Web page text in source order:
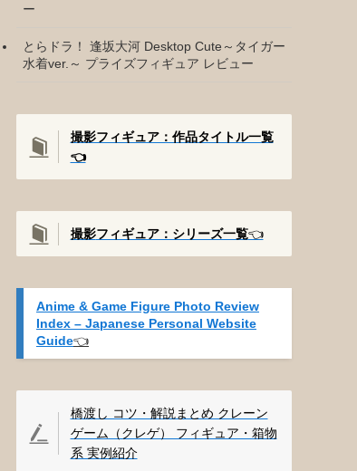
ー
とらドラ！ 逢坂大河 Desktop Cute～タイガー
水着ver.～ プライズフィギュア レビュー
撮影フィギュア：作品タイトル一覧
👈️
撮影フィギュア：シリーズ一覧👈️
Anime & Game Figure Photo Review
Index – Japanese Personal Website
Guide👈️
橋渡し コツ・解説まとめ クレーン
ゲーム（クレゲ） フィギュア・箱物
系 実例紹介